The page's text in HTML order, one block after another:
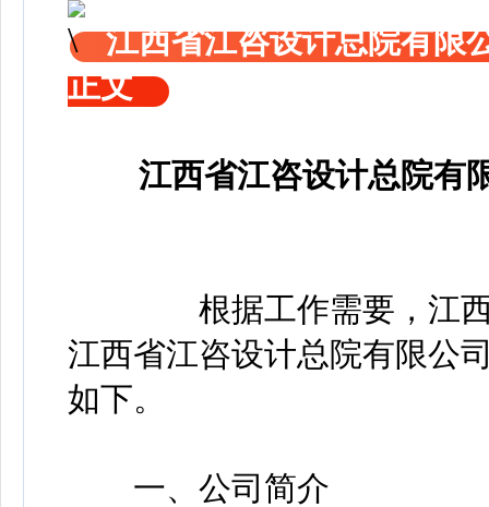
江西省江咨设计总院有限
正文
江西省江咨设计总院有
根据工作需要，江西
江西省江咨设计总院有限公
如下。
一、公司简介